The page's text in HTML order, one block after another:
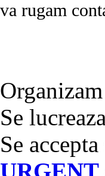
va rugam
Se
Se